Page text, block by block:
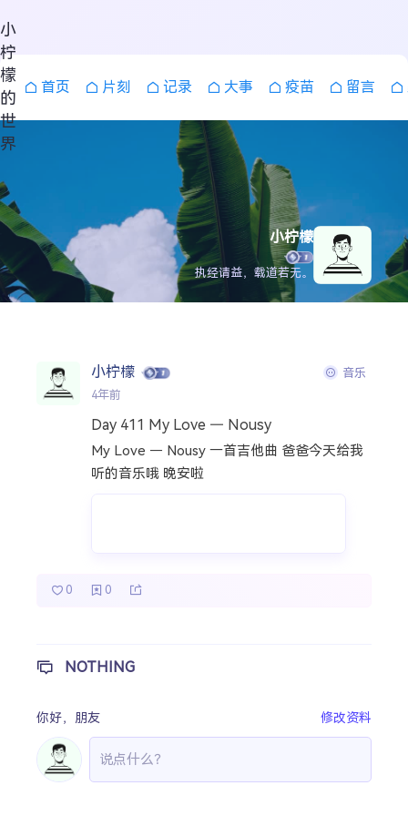
小
柠
檬
的
世
界
首页 片刻 记录 大事 疫苗 留言
成长日记 宝宝辅食 宝宝课堂
小柠檬
执经请益，载道若无。
小柠檬
音乐
4年前
Day 411 My Love — Nousy
My Love — Nousy 一首吉他曲 爸爸今天给我
听的音乐哦 晚安啦
0 0
NOTHING
你好， 朋友 修改资料